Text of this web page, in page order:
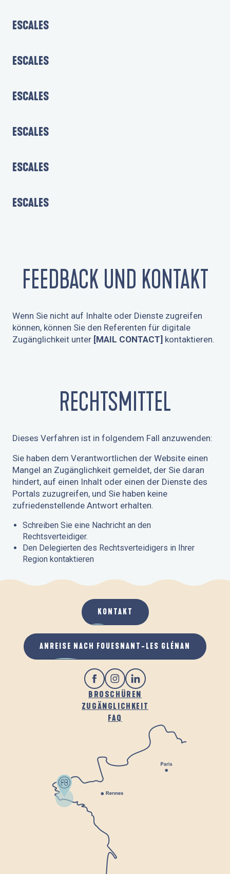
ESCALES
ESCALES
ESCALES
ESCALES
ESCALES
ESCALES
FEEDBACK UND KONTAKT
Wenn Sie nicht auf Inhalte oder Dienste zugreifen
können, können Sie den Referenten für digitale
Zugänglichkeit unter [MAIL CONTACT] kontaktieren.
RECHTSMITTEL
Dieses Verfahren ist in folgendem Fall anzuwenden:
Sie haben dem Verantwortlichen der Website einen
Mangel an Zugänglichkeit gemeldet, der Sie daran
hindert, auf einen Inhalt oder einen der Dienste des
Portals zuzugreifen, und Sie haben keine
zufriedenstellende Antwort erhalten.
Schreiben Sie eine Nachricht an den
Rechtsverteidiger.
Den Delegierten des Rechtsverteidigers in Ihrer
Region kontaktieren
BROSCHÜREN
ZUGÄNGLICHKEIT
FAQ
KONTAKT
ANREISE NACH FOUESNANT-LES GLÉNAN